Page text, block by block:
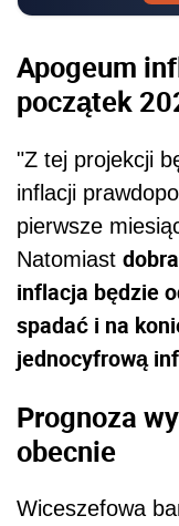
Apogeum
początek
"Z tej projekcji
inflacji
pierwsze
Natomiast
inflacja będzie
spadać i na
jednocyfrową
Prognoza
obecnie
Wiceszefowa